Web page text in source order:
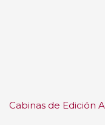
Cabinas de Edición